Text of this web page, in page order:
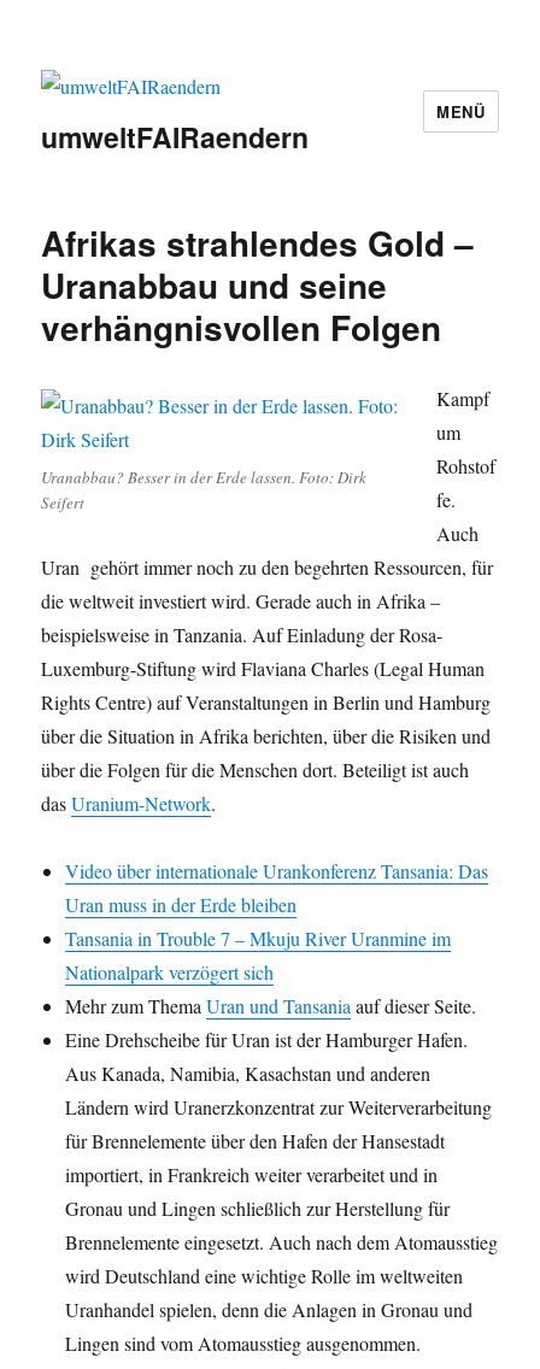
umweltFAIRaendern
MENÜ
Afrikas strahlendes Gold –
Uranabbau und seine
verhängnisvollen Folgen
Uranabbau? Besser in der Erde lassen. Foto: Dirk
Seifert
Kampf
um
Rohstof
fe.
Auch
Uran gehört immer noch zu den begehrten Ressourcen, für
die weltweit investiert wird. Gerade auch in Afrika –
beispielsweise in Tanzania. Auf Einladung der Rosa-
Luxemburg-Stiftung wird Flaviana Charles (Legal Human
Rights Centre) auf Veranstaltungen in Berlin und Hamburg
über die Situation in Afrika berichten, über die Risiken und
über die Folgen für die Menschen dort. Beteiligt ist auch
dasUranium-Network.
Video über internationale Urankonferenz Tansania: Das
Uran muss in der Erde bleiben
Tansania in Trouble 7 – Mkuju River Uranmine im
Nationalpark verzögert sich
Mehr zum ThemaUran und Tansaniaauf dieser Seite.
Eine Drehscheibe für Uran ist der Hamburger Hafen.
Aus Kanada, Namibia, Kasachstan und anderen
Ländern wird Uranerzkonzentrat zur Weiterverarbeitung
für Brennelemente über den Hafen der Hansestadt
importiert, in Frankreich weiter verarbeitet und in
Gronau und Lingen schließlich zur Herstellung für
Brennelemente eingesetzt. Auch nach dem Atomausstieg
wird Deutschland eine wichtige Rolle im weltweiten
Uranhandel spielen, denn die Anlagen in Gronau und
Lingen sind vom Atomausstieg ausgenommen.